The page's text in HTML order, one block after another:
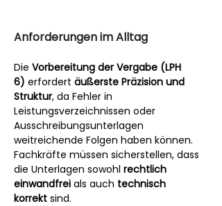
Anforderungen im Alltag
Die Vorbereitung der Vergabe (LPH
6) erfordert äußerste Präzision und
Struktur, da Fehler in
Leistungsverzeichnissen oder
Ausschreibungsunterlagen
weitreichende Folgen haben können.
Fachkräfte müssen sicherstellen, dass
die Unterlagen sowohl rechtlich
einwandfrei als auch technisch
korrekt sind.